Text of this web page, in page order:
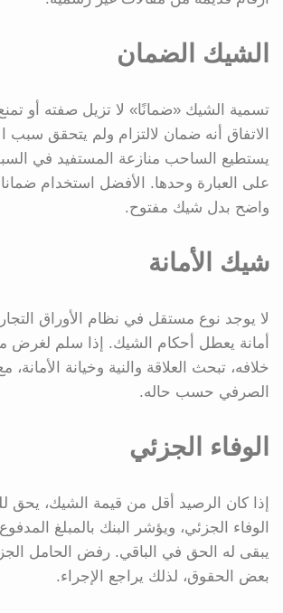
الشيك الضمان
تسمية الشيك «ضمانًا» لا تزيل صفته أو
الاتفاق أنه ضمان لالتزام ولم يتحقق سبب
يستطيع الساحب منازعة المستفيد في
على العبارة وحدها. الأفضل استخدام
واضح بدل شيك مفتوح.
شيك الأمانة
لا يوجد نوع مستقل في نظام الأوراق
أمانة يعطل أحكام الشيك. إذا سلم لغرض
خلافه، تبحث العلاقة والنية وخيانة الأمانة،
الصرفي حسب حاله.
الوفاء الجزئي
إذا كان الرصيد أقل من قيمة الشيك،
الوفاء الجزئي، ويؤشر البنك بالمبلغ
يبقى له الحق في الباقي. رفض الحامل
بعض الحقوق، لذلك يراجع الإجراء.